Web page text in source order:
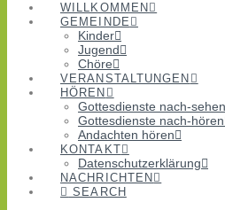
WILLKOMMEN
GEMEINDE
Kinder
Jugend
Chöre
VERANSTALTUNGEN
HÖREN
Gottesdienste nach-sehen
Gottesdienste nach-hören
Andachten hören
KONTAKT
Datenschutzerklärung
NACHRICHTEN
SEARCH